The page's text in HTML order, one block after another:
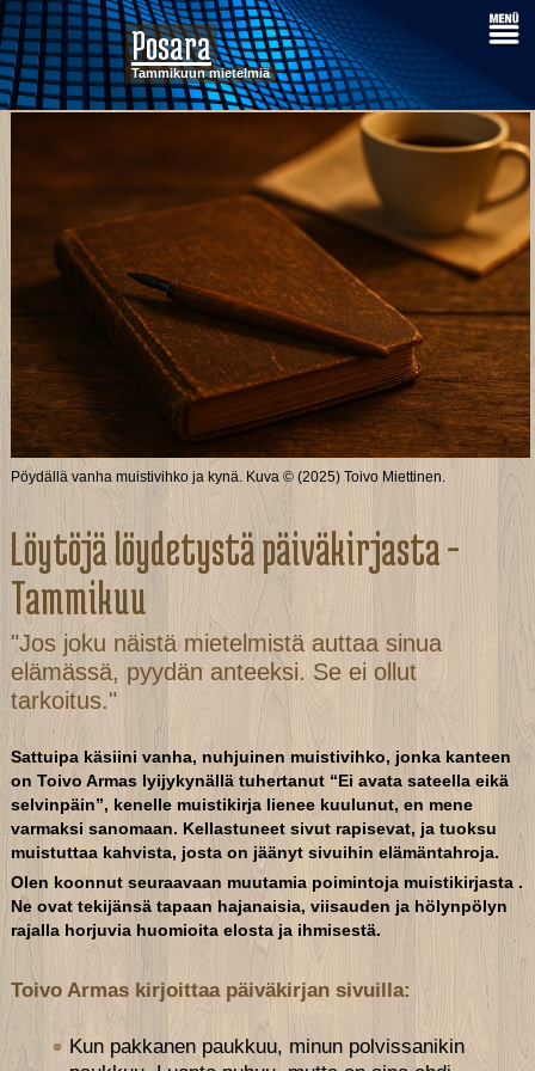
Posara
Tammikuun mietelmiä
Pöydällä vanha muistivihko ja kynä. Kuva © (2025) Toivo Miettinen.
Löytöjä löydetystäpäiväkirjasta -
Tammikuu
"Jos joku näistä mietelmistä auttaa sinua
elämässä, pyydän anteeksi. Se ei ollut
tarkoitus."
Sattuipa käsiini vanha, nuhjuinen muistivihko, jonka kanteen
on Toivo Armas lyijykynällä tuhertanut “Ei avata sateella eikä
selvinpäin”, kenelle muistikirja lienee kuulunut, en mene
varmaksi sanomaan. Kellastuneet sivut rapisevat, ja tuoksu
muistuttaa kahvista, josta on jäänyt sivuihin elämäntahroja.
Olen koonnut seuraavaan muutamia poimintoja muistikirjasta .
Ne ovat tekijänsä tapaan hajanaisia, viisauden ja hölynpölyn
rajalla horjuvia huomioita elosta ja ihmisestä.
Toivo Armas kirjoittaa päiväkirjan sivuilla:
Kun pakkanen paukkuu, minun polvissanikin